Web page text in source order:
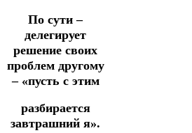
По сути –
делегирует
решение своих
проблем другому
– «пусть с этим
разбирается
завтрашний я».